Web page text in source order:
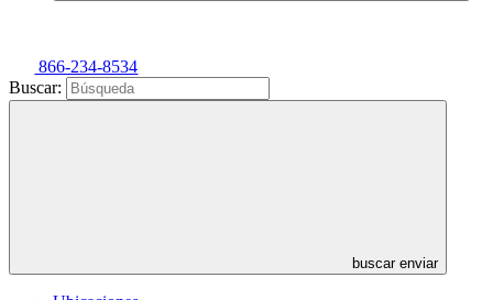
866-234-8534
Buscar:
buscar enviar